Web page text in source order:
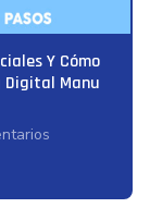
Y Cómo
Digital Manu